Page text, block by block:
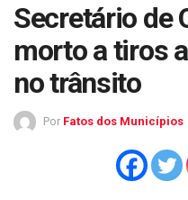
Secretário de
morto a tiros
no trânsito
Por Fatos dos Municípios